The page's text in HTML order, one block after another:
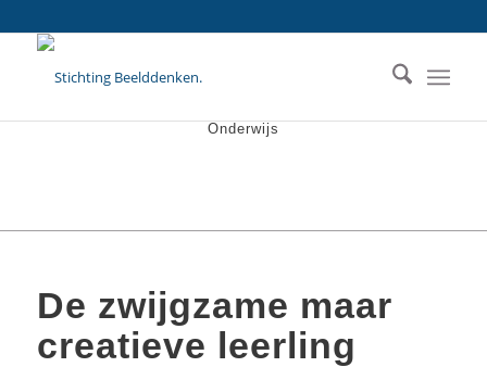
Onderwijs
De zwijgzame maar
creatieve leerling